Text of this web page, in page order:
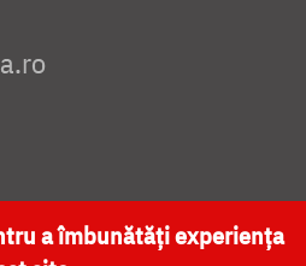
CATEDRALA NAȚIONALĂ
a îmbunătăți experiența